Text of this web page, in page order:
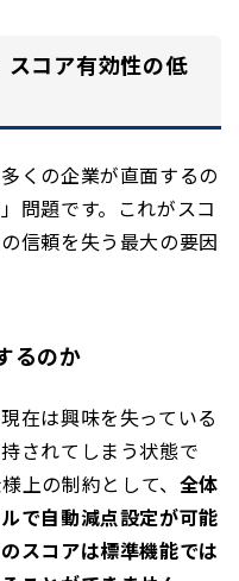
スコア有効性の低
くの企業が直面するの
問題です。これがスコ
信頼を失う最大の要因
るのか
在は興味を失っている
されてしまう状態で
上の制約として、 全体
で自動減点設定が可能
スコアは標準機能では